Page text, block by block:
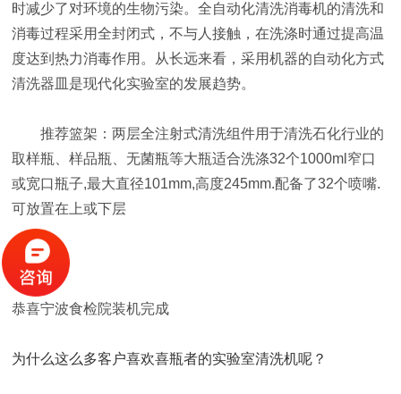
时减少了对环境的生物污染。全自动化清洗消毒机的清洗和
消毒过程采用全封闭式，不与人接触，在洗涤时通过提高温
度达到热力消毒作用。从长远来看，采用机器的自动化方式
清洗器皿是现代化实验室的发展趋势。
推荐篮架：两层全注射式清洗组件用于清洗石化行业的
取样瓶、样品瓶、无菌瓶等大瓶适合洗涤32个1000ml窄口
或宽口瓶子,最大直径101mm,高度245mm.配备了32个喷嘴.
可放置在上或下层
恭喜宁波食检院装机完成
为什么这么多客户喜欢喜瓶者的实验室清洗机呢？